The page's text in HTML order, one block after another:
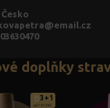
doplňky
3+1
od 1 013 Kč